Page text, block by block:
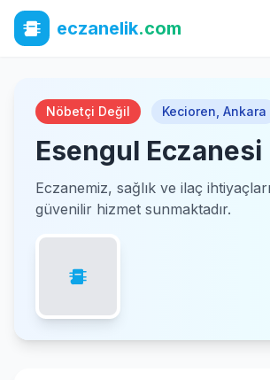
eczanelik.com
Nöbetçi Değil Kecioren Ankara
Esengul Eczanesi
Eczanemiz, sağlık ve ilaç
güvenilir hizmet sunmaktadır.